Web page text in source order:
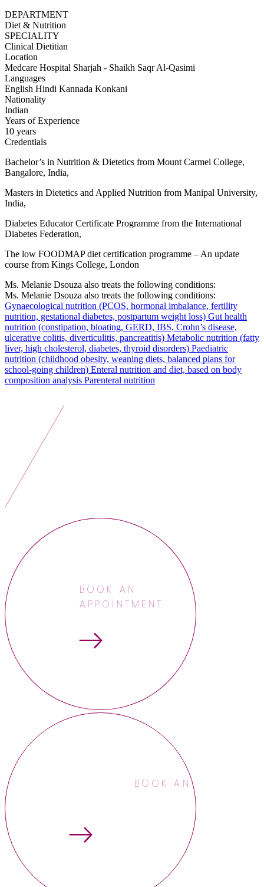
DEPARTMENT
Diet & Nutrition
SPECIALITY
Clinical Dietitian
Location
Medcare Hospital Sharjah - Shaikh Saqr Al-Qasimi
Languages
English Hindi Kannada Konkani
Nationality
Indian
Years of Experience
10 years
Credentials
Bachelor’s in Nutrition & Dietetics from Mount Carmel College,
Bangalore, India,
Masters in Dietetics and Applied Nutrition from Manipal University,
India,
Diabetes Educator Certificate Programme from the International
Diabetes Federation,
The low FOODMAP diet certification programme – An update
course from Kings College, London
Ms. Melanie Dsouza also treats the following conditions:
Ms. Melanie Dsouza also treats the following conditions:
Gynaecological nutrition (PCOS, hormonal imbalance, fertility
nutrition, gestational diabetes, postpartum weight loss) Gut health
nutrition (constipation, bloating, GERD, IBS, Crohn’s disease,
ulcerative colitis, diverticulitis, pancreatitis) Metabolic nutrition (fatty
liver, high cholesterol, diabetes, thyroid disorders) Paediatric
nutrition (childhood obesity, weaning diets, balanced plans for
school-going children) Enteral nutrition and diet, based on body
composition analysis Parenteral nutrition
BOOK AN
APPOINTMENT
BOOK AN